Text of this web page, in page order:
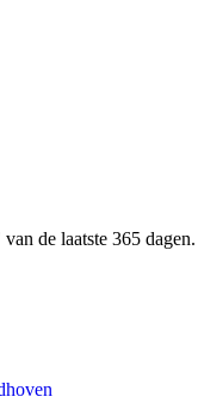
de laatste 365 dagen.